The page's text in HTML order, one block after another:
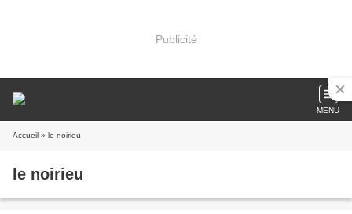
Publicité
MENU
Accueil » le noirieu
le noirieu